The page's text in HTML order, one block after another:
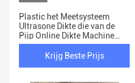
Plastic het Meetsysteem
Ultrasone Dikte die van de
Pijp Online Dikte Machine
meet
Krijg Beste Prijs